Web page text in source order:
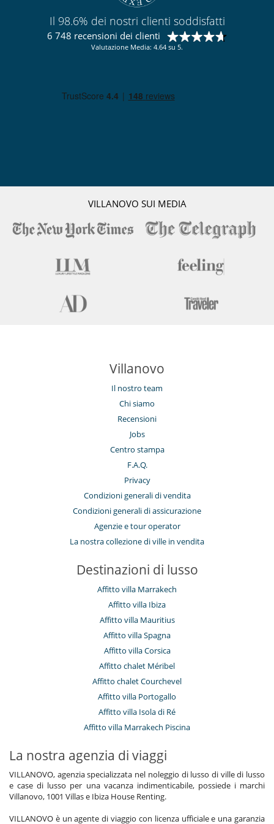
Il 98.6% dei nostri clienti soddisfatti
6 748 recensioni dei clienti
Valutazione Media: 4.64 su 5.
VILLANOVO SUI MEDIA
Villanovo
Il nostro team
Chi siamo
Recensioni
Jobs
Centro stampa
F.A.Q.
Privacy
Condizioni generali di vendita
Condizioni generali di assicurazione
Agenzie e tour operator
La nostra collezione di ville in vendita
Destinazioni di lusso
Affitto villa Marrakech
Affitto villa Ibiza
Affitto villa Mauritius
Affitto villa Spagna
Affitto villa Corsica
Affitto chalet Méribel
Affitto chalet Courchevel
Affitto villa Portogallo
Affitto villa Isola di Ré
Affitto villa Marrakech Piscina
La nostra agenzia di viaggi
VILLANOVO, agenzia specializzata nel noleggio di lusso di ville di lusso
e case di lusso per una vacanza indimenticabile, possiede i marchi
Villanovo, 1001 Villas e Ibiza House Renting.
VILLANOVO è un agente di viaggio con licenza ufficiale e una garanzia